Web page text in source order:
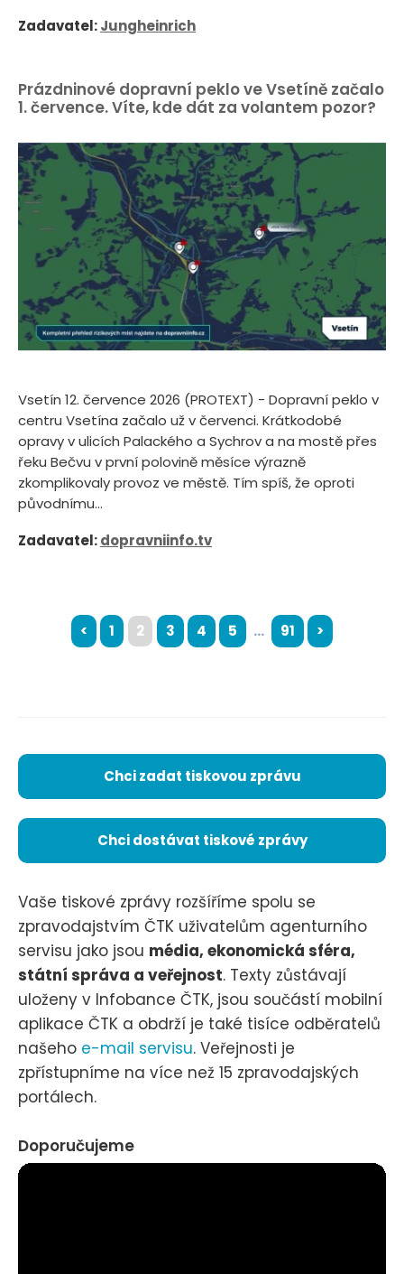
Zadavatel:Jungheinrich
Prázdninové dopravní peklo ve Vsetíně začalo
1. července. Víte, kde dát za volantem pozor?
Vsetín 12. července 2026 (PROTEXT) - Dopravní peklo v
centru Vsetína začalo už v červenci. Krátkodobé
opravy v ulicích Palackého a Sychrov a na mostě přes
řeku Bečvu v první polovině měsíce výrazně
zkomplikovaly provoz ve městě. Tím spíš, že oproti
původnímu...
Zadavatel:dopravniinfo.tv
< 1 2 3 4 5 ... 91 >
Chci zadat tiskovou zprávu
Chci dostávat tiskové zprávy
Vaše tiskové zprávy rozšíříme spolu se
zpravodajstvím ČTK uživatelům agenturního
servisu jako jsou média, ekonomická sféra,
státní správa a veřejnost. Texty zůstávají
uloženy v Infobance ČTK, jsou součástí mobilní
aplikace ČTK a obdrží je také tisíce odběratelů
našeho e-mail servisu. Veřejnosti je
zpřístupníme na více než 15 zpravodajských
portálech.
Doporučujeme